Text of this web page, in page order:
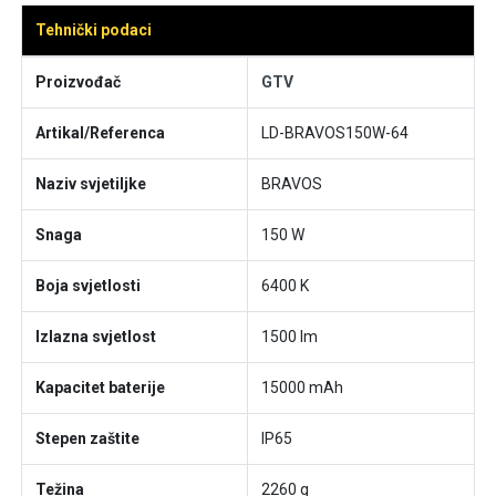
Tehnički podaci
Proizvođač GTV
Artikal/Referenca LD-BRAVOS150W-64
Naziv svjetiljke BRAVOS
Snaga 150 W
Boja svjetlosti 6400 K
Izlazna svjetlost 1500 lm
Kapacitet baterije 15000 mAh
Stepen zaštite IP65
Težina 2260 g